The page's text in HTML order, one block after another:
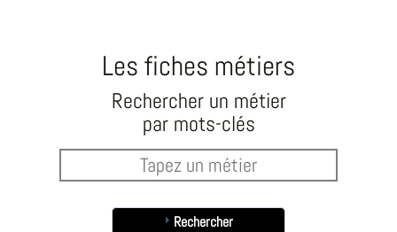
Les fiches métiers
Rechercher un métier
par mots-clés
Rechercher